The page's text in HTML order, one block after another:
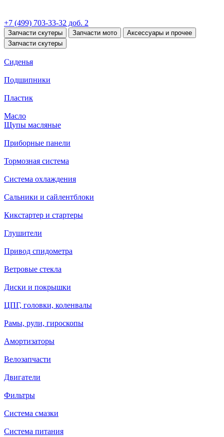
+7 (499) 703-33-32 доб. 2
Запчасти скутеры Запчасти мото
Аксессуары и прочее
Запчасти скутеры
Сиденья
Подшипники
Пластик
Масло
Щупы масляные
Приборные панели
Тормозная система
Система охлаждения
Сальники и сайлентблоки
Кикстартер и стартеры
Глушители
Привод спидометра
Ветровые стекла
Диски и покрышки
ЦПГ, головки, коленвалы
Рамы, рули, гироскопы
Амортизаторы
Велозапчасти
Двигатели
Фильтры
Система смазки
Система питания